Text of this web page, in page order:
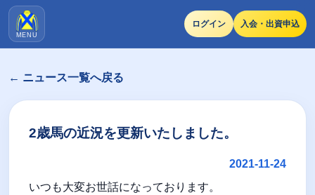
MENU
ログイン 入会・出資申込
← ニュース一覧へ戻る
2歳馬の近況を更新いたしました。
2021-11-24
いつも大変お世話になっております。